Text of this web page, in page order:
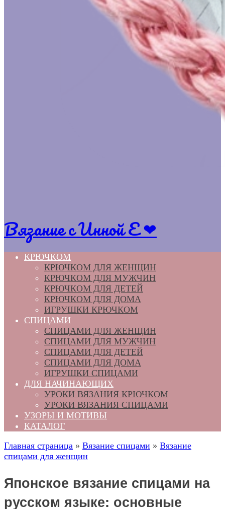
Вязание с Инной Е ❤
КРЮЧКОМ
КРЮЧКОМ ДЛЯ ЖЕНЩИН
КРЮЧКОМ ДЛЯ МУЖЧИН
КРЮЧКОМ ДЛЯ ДЕТЕЙ
КРЮЧКОМ ДЛЯ ДОМА
ИГРУШКИ КРЮЧКОМ
СПИЦАМИ
СПИЦАМИ ДЛЯ ЖЕНЩИН
СПИЦАМИ ДЛЯ МУЖЧИН
СПИЦАМИ ДЛЯ ДЕТЕЙ
СПИЦАМИ ДЛЯ ДОМА
ИГРУШКИ СПИЦАМИ
ДЛЯ НАЧИНАЮЩИХ
УРОКИ ВЯЗАНИЯ КРЮЧКОМ
УРОКИ ВЯЗАНИЯ СПИЦАМИ
УЗОРЫ И МОТИВЫ
КАТАЛОГ
Главная страница » Вязание спицами » Вязание
спицами для женщин
Японское вязание спицами на
русском языке: основные